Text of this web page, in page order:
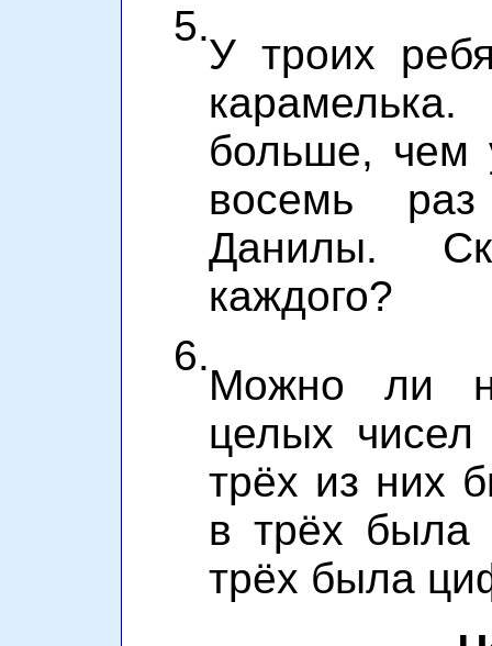
5.
У троих
больше,
восемь
Данилы.
каждого?
6.
Можно ли
целых
трёх из них
в трёх
трёх была